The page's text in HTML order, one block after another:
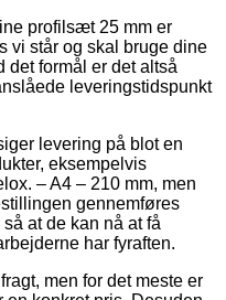
profilsæt 25 mm er
vi står og skal bruge dine
det formål er det altså
leveringstidspunkt
levering på blot en
eksempelvis
– A4 – 210 mm, men
gennemføres
at de kan nå at få
har fyraften.
men for det meste er